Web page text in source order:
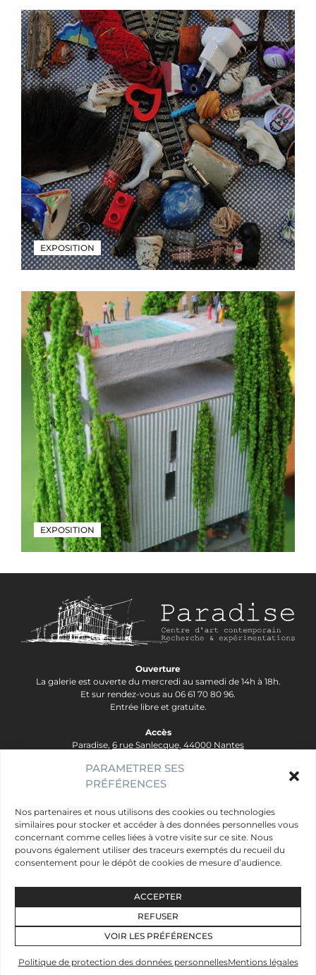
PARAMETRER SES
PRÉFÉRENCES
Nos partenaires et nous utilisons des cookies ou technologies
similaires pour stocker et accéder à des données personnelles vous
concernant comme celles liées à votre visite sur ce site. Nous
pouvons également utiliser des traceurs exemptés du recueil du
consentement pour le dépôt de cookies de mesure d’audience.
ACCEPTER
REFUSER
VOIR LES PRÉFÉRENCES
Politique de protection des données personnellesMentions légales
EXPOSITION
EXPOSITION
Ouverture
La galerie est ouverte du mercredi au samedi de 14h à 18h.
Et sur rendez-vous au 06 61 70 80 96.
Entrée libre et gratuite.
Accès
Paradise, 6 rue Sanlecque, 44000 Nantes
contact@galerie-paradise.fr
Paradise
Artistes
Évènements
Publics
Mentions légales
Données personnelles
Newsletter
Facebook InstagramVimeo SoundCloud Spotify